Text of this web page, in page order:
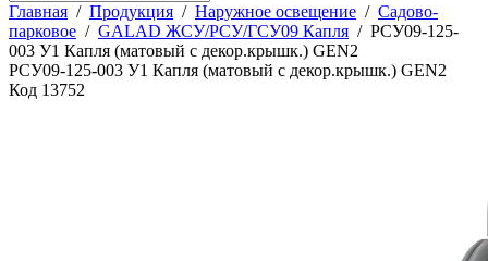
Главная / Продукция / Наружное освещение / Садово-
парковое / GALAD ЖСУ/РСУ/ГСУ09 Капля / РСУ09-125-
003 У1 Капля (матовый с декор.крышк.) GEN2
РСУ09-125-003 У1 Капля (матовый с декор.крышк.) GEN2
Код 13752